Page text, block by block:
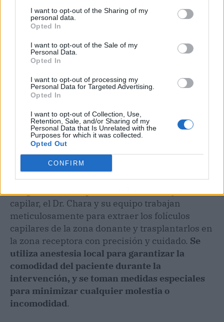
I want to opt-out of the Sharing of my
personal data.
Opted In
I want to opt-out of the Sale of my
Personal Data.
Opted In
I want to opt-out of processing my
Personal Data for Targeted Advertising.
Opted In
I want to opt-out of Collection, Use,
Retention, Sale, and/or Sharing of my
Personal Data that Is Unrelated with the
Purposes for which it was collected.
Opted Out
CONFIRM
capilar, el Dr. Chara y su equipo trabajan
meticulosamente para extraer los folículos
capilares de la zona donante y trasplantarlos en
la zona receptora con precisión y cuidado. Se
utiliza anestesia local para garantizar la
comodidad del paciente durante la
intervención, y se toman medidas especiales
para minimizar cualquier molestia o
incomodidad.